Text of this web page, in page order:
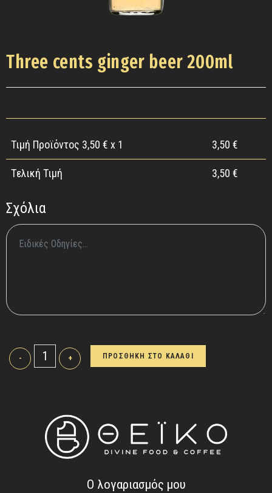
Three cents ginger beer 200ml
Τιμή Προϊόντος 3,50 € x 1 3,50 €
Tελική Τιμή 3,50 €
Σχόλια
- + ΠΡΟΣΘΗΚΗ ΣΤΟ ΚΑΛΑΘΙ
Ο λογαριασμός μου